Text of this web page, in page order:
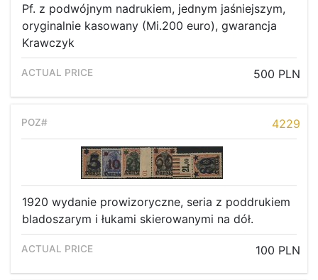
Pf. z podwójnym nadrukiem, jednym jaśniejszym,
oryginalnie kasowany (Mi.200 euro), gwarancja
Krawczyk
500 PLN
4229
1920 wydanie prowizoryczne, seria z poddrukiem
bladoszarym i łukami skierowanymi na dół.
100 PLN